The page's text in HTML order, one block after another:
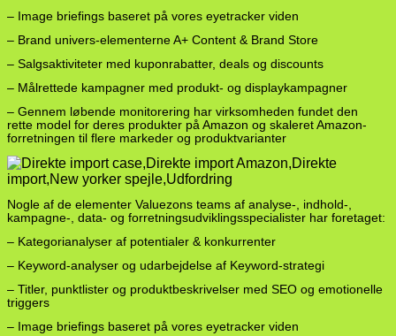
– Image briefings baseret på vores eyetracker viden
– Brand univers-elementerne A+ Content & Brand Store
– Salgsaktiviteter med kuponrabatter, deals og discounts
– Målrettede kampagner med produkt- og displaykampagner
– Gennem løbende monitorering har virksomheden fundet den
rette model for deres produkter på Amazon og skaleret Amazon-
forretningen til flere markeder og produktvarianter
Nogle af de elementer Valuezons teams af analyse-, indhold-,
kampagne-, data- og forretningsudviklingsspecialister har foretaget:
– Kategorianalyser af potentialer & konkurrenter
– Keyword-analyser og udarbejdelse af Keyword-strategi
– Titler, punktlister og produktbeskrivelser med SEO og emotionelle
triggers
– Image briefings baseret på vores eyetracker viden